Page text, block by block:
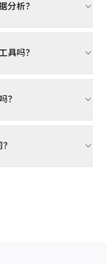
分析？
具吗？
？